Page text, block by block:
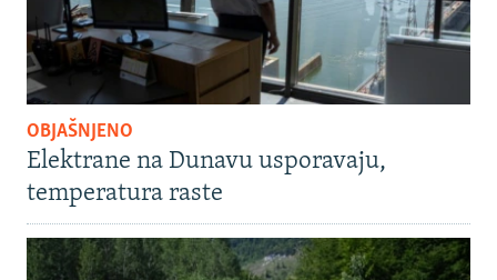
OBJAŠNJENO
Elektrane na Dunavu usporavaju,
temperatura raste